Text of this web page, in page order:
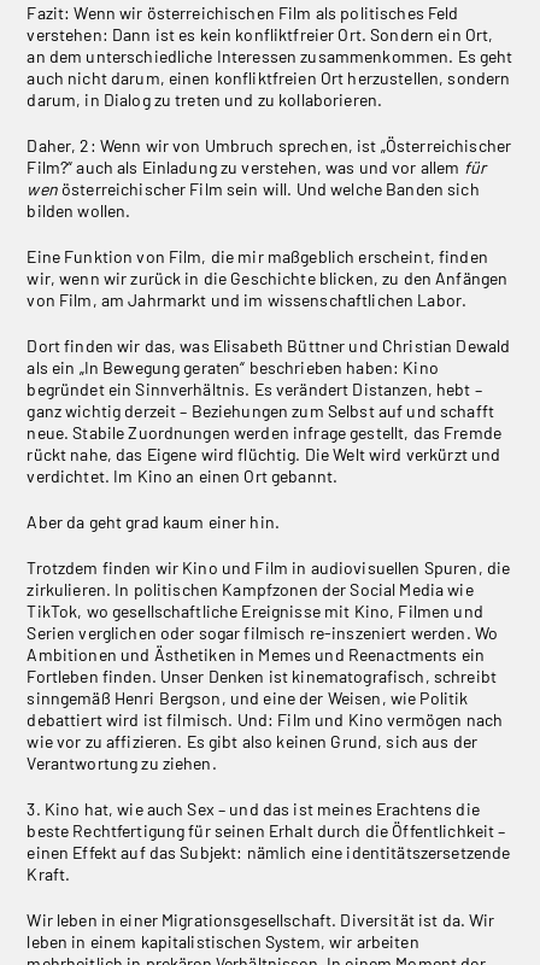
Fazit: Wenn wir österreichischen Film als politisches Feld
verstehen: Dann ist es kein konfliktfreier Ort. Sondern ein Ort,
an dem unterschiedliche Interessen zusammenkommen. Es geht
auch nicht darum, einen konfliktfreien Ort herzustellen, sondern
darum, in Dialog zu treten und zu kollaborieren.
Daher, 2: Wenn wir von Umbruch sprechen, ist „Österreichischer
Film?“ auch als Einladung zu verstehen, was und vor allem für
wenösterreichischer Film sein will. Und welche Banden sich
bilden wollen.
Eine Funktion von Film, die mir maßgeblich erscheint, finden
wir, wenn wir zurück in die Geschichte blicken, zu den Anfängen
von Film, am Jahrmarkt und im wissenschaftlichen Labor.
Dort finden wir das, was Elisabeth Büttner und Christian Dewald
als ein „In Bewegung geraten“ beschrieben haben: Kino
begründet ein Sinnverhältnis. Es verändert Distanzen, hebt –
ganz wichtig derzeit – Beziehungen zum Selbst auf und schafft
neue. Stabile Zuordnungen werden infrage gestellt, das Fremde
rückt nahe, das Eigene wird flüchtig. Die Welt wird verkürzt und
verdichtet. Im Kino an einen Ort gebannt.
Aber da geht grad kaum einer hin.
Trotzdem finden wir Kino und Film in audiovisuellen Spuren, die
zirkulieren. In politischen Kampfzonen der Social Media wie
TikTok, wo gesellschaftliche Ereignisse mit Kino, Filmen und
Serien verglichen oder sogar filmisch re-inszeniert werden. Wo
Ambitionen und Ästhetiken in Memes und Reenactments ein
Fortleben finden. Unser Denken ist kinematografisch, schreibt
sinngemäß Henri Bergson, und eine der Weisen, wie Politik
debattiert wird ist filmisch. Und: Film und Kino vermögen nach
wie vor zu affizieren. Es gibt also keinen Grund, sich aus der
Verantwortung zu ziehen.
3. Kino hat, wie auch Sex – und das ist meines Erachtens die
beste Rechtfertigung für seinen Erhalt durch die Öffentlichkeit –
einen Effekt auf das Subjekt: nämlich eine identitätszersetzende
Kraft.
Wir leben in einer Migrationsgesellschaft. Diversität ist da. Wir
leben in einem kapitalistischen System, wir arbeiten